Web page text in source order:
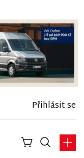
Přihlásit se